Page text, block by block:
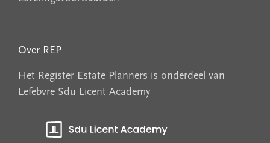
Over REP
Het Register Estate Planners is onderdeel van
Lefebvre Sdu Licent Academy